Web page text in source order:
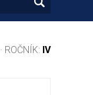
· ROČNÍK: IV